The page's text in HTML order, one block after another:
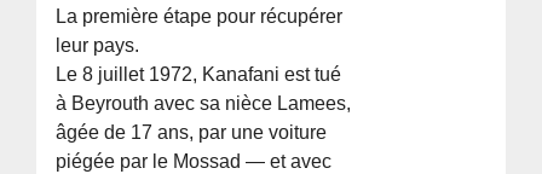
La première étape pour récupérer
leur pays.
Le 8 juillet 1972, Kanafani est tué
à Beyrouth avec sa nièce Lamees,
âgée de 17 ans, par une voiture
piégée par le Mossad — et avec